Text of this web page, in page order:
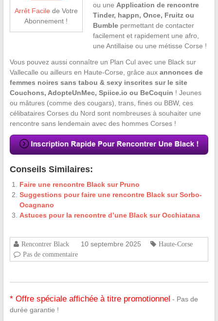
Arrêt Facile de Votre
Abonnement !
ou une Application de rencontre
Tinder, happn, Once, Fruitz ou
Bumblepermettant de contacter
facilement et rapidement une afro,
une Antillaise ou une métisse Corse !
Vous pouvez aussi connaître un Plan Cul avec une Black sur
Vallecalle ou ailleurs en Haute-Corse, grâce aux annonces de
femmes noires sans tabou & sexy inscrites sur le site
Couchons, AdopteUnMec, Spiice.io ou BeCoquin ! Jeunes
ou mâtures (comme des cougars), trans, fines ou BBW, ces
célibataires Corses du Nord sont nombreuses à souhaiter une
rencontre sans lendemain avec des hommes Corses !
Conseils Similaires:
Faire une rencontre Black sur Pruno
Suggestions pour faire une rencontre Black sur Sorbo-
Ocagnano
Astuces pour la rencontre d’une Black sur Occhiatana
Rencontrer Black 10 septembre 2025
Haute-Corse
Pas de commentaire
* Offre spéciale affichée à titre promotionnel - Pas de
durée garantie !